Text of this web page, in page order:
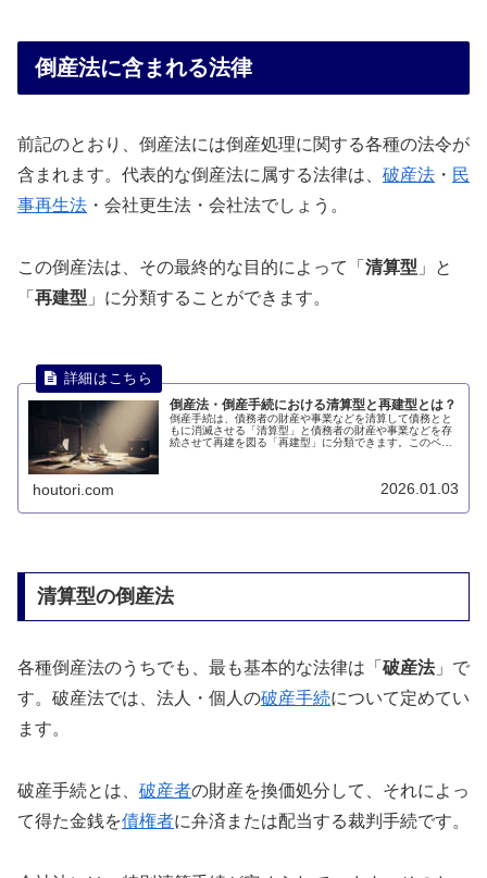
倒産法に含まれる法律
前記のとおり、倒産法には倒産処理に関する各種の法令が
含まれます。代表的な倒産法に属する法律は、 破産法 ・ 民
事再生法 ・会社更生法・会社法でしょう。
この倒産法は、その最終的な目的によって「 清算型 」と
「 再建型 」に分類することができます。
倒産法・倒産手続における清算型と再建型とは？
倒産手続は、債務者の財産や事業などを清算して債務とと
もに消滅させる「清算型」と債務者の財産や事業などを存
続させて再建を図る「再建型」に分類できます。このペー
houtori.com 2026.01.03
清算型の倒産法
各種倒産法のうちでも、最も基本的な法律は「 破産法」で
す。破産法では、法人・個人の破産手続について定めてい
ます。
破産手続とは、 破産者の財産を換価処分して、それによっ
て得た金銭を債権者に弁済または配当する裁判手続です。